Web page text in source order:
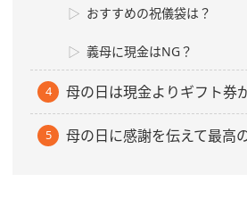
おすすめの祝儀袋は？
義母に現金はNG？
母の日は現金よりギフト券
母の日に感謝を伝えて最高